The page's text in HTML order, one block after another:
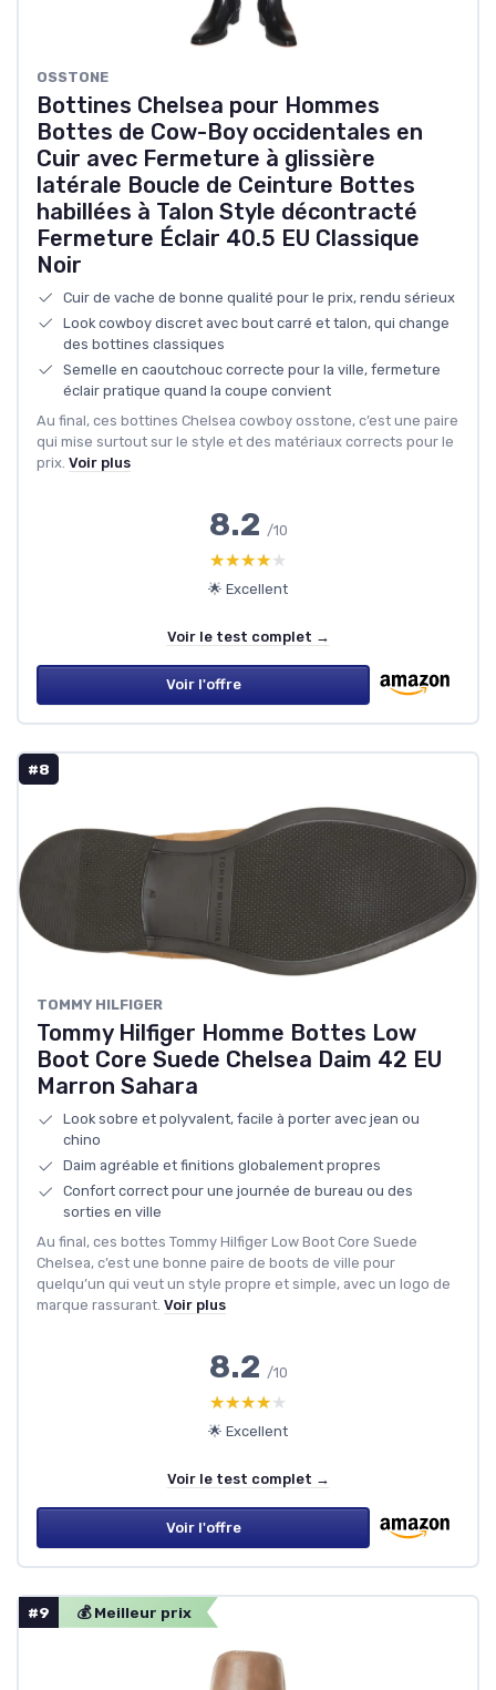
OSSTONE
Bottines Chelsea pour Hommes
Bottes de Cow-Boy occidentales en
Cuir avec Fermeture à glissière
latérale Boucle de Ceinture Bottes
habillées à Talon Style décontracté
Fermeture Éclair 40.5 EU Classique
Noir
Cuir de vache de bonne qualité pour le prix, rendu sérieux
Look cowboy discret avec bout carré et talon, qui change
des bottines classiques
Semelle en caoutchouc correcte pour la ville, fermeture
éclair pratique quand la coupe convient
Au final, ces bottines Chelsea cowboy osstone, c’est une paire
qui mise surtout sur le style et des matériaux corrects pour le
prix. Voir plus
8.2 /10
★★★★★
★★★★★
🌟 Excellent
Voir le test complet →
Voir l'offre
#8
TOMMY HILFIGER
Tommy Hilfiger Homme Bottes Low
Boot Core Suede Chelsea Daim 42 EU
Marron Sahara
Look sobre et polyvalent, facile à porter avec jean ou
chino
Daim agréable et finitions globalement propres
Confort correct pour une journée de bureau ou des
sorties en ville
Au final, ces bottes Tommy Hilfiger Low Boot Core Suede
Chelsea, c’est une bonne paire de boots de ville pour
quelqu’un qui veut un style propre et simple, avec un logo de
marque rassurant. Voir plus
8.2 /10
★★★★★
★★★★★
🌟 Excellent
Voir le test complet →
Voir l'offre
#9 💰 Meilleur prix